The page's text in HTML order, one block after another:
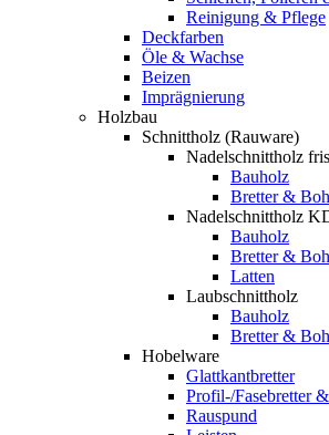
Reinigung & Pflege
Deckfarben
Öle & Wachse
Beizen
Imprägnierung
Holzbau
Schnittholz (Rauware)
Nadelschnittholz
Bauholz
Bretter &
Nadelschnittholz
Bauholz
Bretter &
Latten
Laubschnittholz
Bauholz
Bretter &
Hobelware
Glattkantbretter
Profil-/Fasebretter
Rauspund